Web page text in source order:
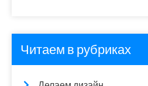
Читаем в рубриках